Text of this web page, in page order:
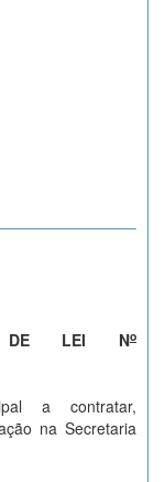
DE LEI No
a contratar,
na Secretaria